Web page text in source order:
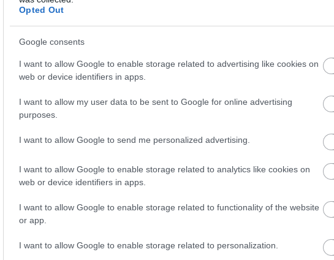
Opted Out
Google consents
I want to allow Google to enable storage related to advertising like cookies on
web or device identifiers in apps.
I want to allow my user data to be sent to Google for online advertising
purposes.
I want to allow Google to send me personalized advertising.
I want to allow Google to enable storage related to analytics like cookies on
web or device identifiers in apps.
I want to allow Google to enable storage related to functionality of the website
or app.
I want to allow Google to enable storage related to personalization.
στοGoogle News
για την Εύβοια